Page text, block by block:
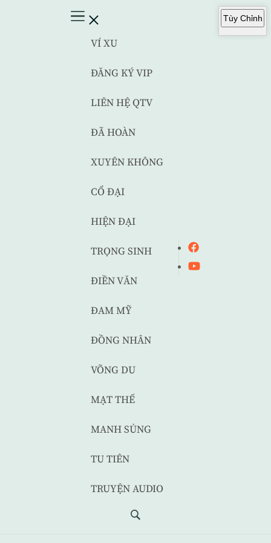
VÍ XU
ĐĂNG KÝ VIP
LIÊN HỆ QTV
ĐÃ HOÀN
XUYÊN KHÔNG
CỔ ĐẠI
HIỆN ĐẠI
TRỌNG SINH
ĐIỀN VĂN
ĐAM MỸ
ĐỒNG NHÂN
VÕNG DU
MẠT THẾ
MANH SỦNG
TU TIÊN
TRUYỆN AUDIO
Tùy Chỉnh